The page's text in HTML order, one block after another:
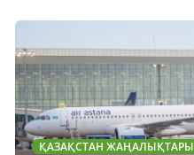
ҚАЗАҚСТАН ЖАҢАЛЫҚТАРЫ